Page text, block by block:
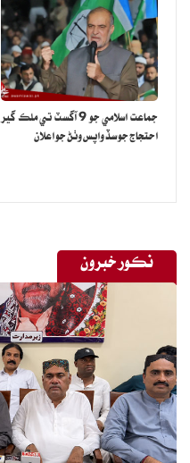
جماعت اسلامي جو 9 آگسٽ تي ملڪ گير
احتجاج جو سڏ واپس وٺڻ جو اعلان
نڪور خبرون